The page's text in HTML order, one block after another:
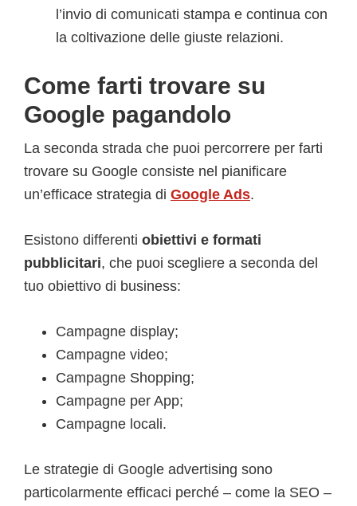
l’invio di comunicati stampa e continua con
la coltivazione delle giuste relazioni.
Come farti trovare su
Google pagandolo
La seconda strada che puoi percorrere per farti
trovare su Google consiste nel pianificare
un’efficace strategia di Google Ads.
Esistono differenti obiettivi e formati
pubblicitari, che puoi scegliere a seconda del
tuo obiettivo di business:
Campagne display;
Campagne video;
Campagne Shopping;
Campagne per App;
Campagne locali.
Le strategie di Google advertising sono
particolarmente efficaci perché – come la SEO –